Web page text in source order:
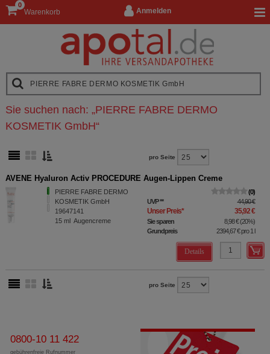
Anmelden
Warenkorb
0
Sie suchen nach: „PIERRE FABRE DERMO
KOSMETIK GmbH“
pro Seite
AVENE Hyaluron Activ PROCEDURE Augen-Lippen Creme
PIERRE FABRE DERMO
KOSMETIK GmbH
19647141
15 ml Augencreme
0
UVP** 44,90 €
Unser Preis* 35,92 €
Sie sparen 8,98 €(20%)
Grundpreis
2394,67 €pro 1 l
Details
pro Seite
0800-10 11 422
gebührenfreie Rufnummer